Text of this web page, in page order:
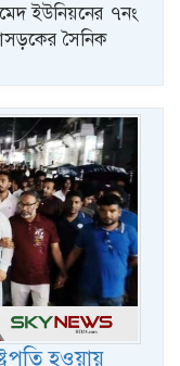
ইউনিয়নের ৭নং
সৈনিক
হওয়ায়